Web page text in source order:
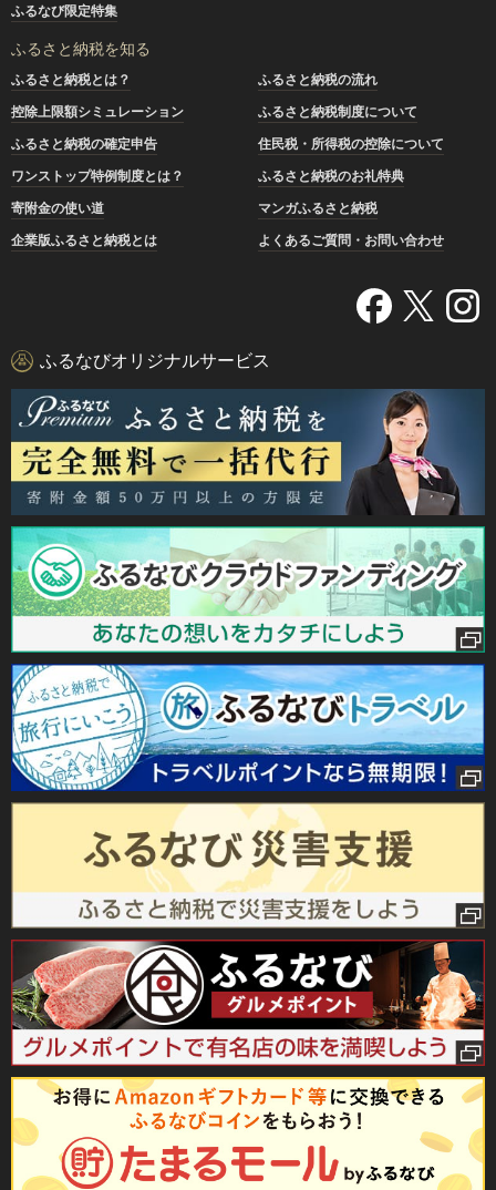
ふるなび限定特集
ふるさと納税を知る
ふるさと納税とは？
ふるさと納税の流れ
控除上限額シミュレーション
ふるさと納税制度について
ふるさと納税の確定申告
住民税・所得税の控除について
ワンストップ特例制度とは？
ふるさと納税のお礼特典
寄附金の使い道
マンガふるさと納税
企業版ふるさと納税とは
よくあるご質問・お問い合わせ
ふるなびオリジナルサービス